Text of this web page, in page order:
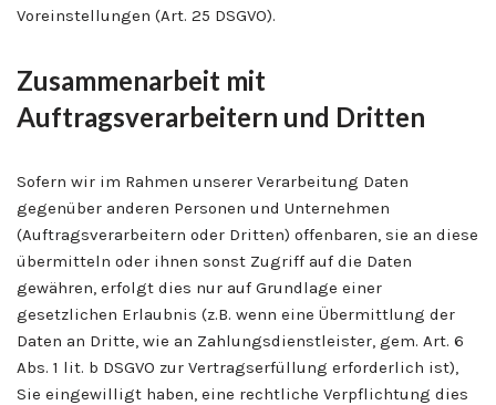
Voreinstellungen (Art. 25 DSGVO).
Zusammenarbeit mit
Auftragsverarbeitern und Dritten
Sofern wir im Rahmen unserer Verarbeitung Daten
gegenüber anderen Personen und Unternehmen
(Auftragsverarbeitern oder Dritten) offenbaren, sie an diese
übermitteln oder ihnen sonst Zugriff auf die Daten
gewähren, erfolgt dies nur auf Grundlage einer
gesetzlichen Erlaubnis (z.B. wenn eine Übermittlung der
Daten an Dritte, wie an Zahlungsdienstleister, gem. Art. 6
Abs. 1 lit. b DSGVO zur Vertragserfüllung erforderlich ist),
Sie eingewilligt haben, eine rechtliche Verpflichtung dies